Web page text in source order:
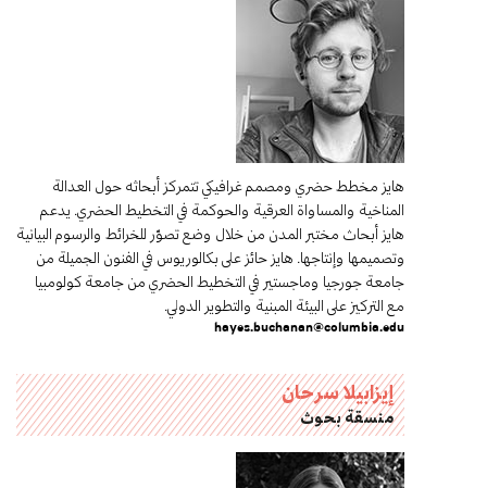
هايز مخطط حضري ومصمم غرافيكي تتمركز أبحاثه حول العدالة
المناخية والمساواة العرقية والحوكمة في التخطيط الحضري. يدعم
هايز أبحاث مختبر المدن من خلال وضع تصوّر للخرائط والرسوم البيانية
وتصميمها وإنتاجها. هايز حائز على بكالوريوس في الفنون الجميلة من
جامعة جورجيا وماجستير في التخطيط الحضري من جامعة كولومبيا
مع التركيز على البيئة المبنية والتطوير الدولي.
hayes.buchanan@columbia.edu
إيزابيلا سرحان
منسقة بحوث